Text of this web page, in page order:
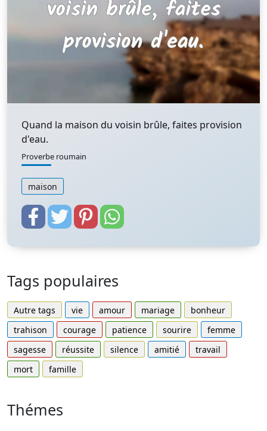
Quand la maison du voisin brûle, faites provision
d'eau.
Proverbe roumain
maison
Tags populaires
Autre tags vie amour mariage
bonheur
trahison
courage patience sourire
femme
sagesse
réussite silence amitié
travail
mort
famille
Thémes